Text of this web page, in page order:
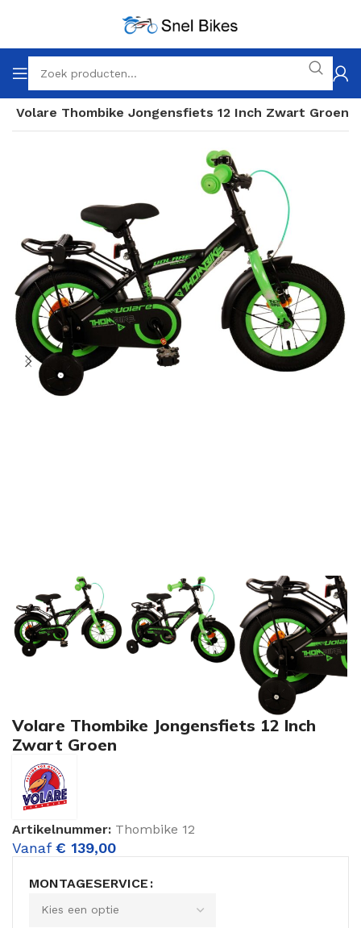
Volare Thombike Jongensfiets 12 Inch Zwart Groen
Volare Thombike Jongensfiets 12 Inch
Zwart Groen
Artikelnummer: Thombike 12
Vanaf € 139,00
MONTAGESERVICE